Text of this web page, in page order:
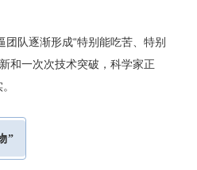
队逐渐形成“特别能吃苦、特别
和一次次技术突破，科学家正
”